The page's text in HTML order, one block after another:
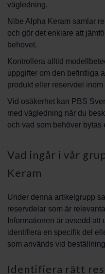
vägledning.
Nibe Alpha Keram samlar
och gör det enklare att
behovet.
Kontrollera alltid
uppgifter om den befintliga
produkt eller reservdel
Vid osäkerhet kan PBS
med vägledning när du
och vad som behöver bytas
Vad ingår i vår
Keram
Under denna artikelgrupp
reservdelar som är
Informationen är avsedd
identifiera en specifik del
som används vid
Identifiera rätt